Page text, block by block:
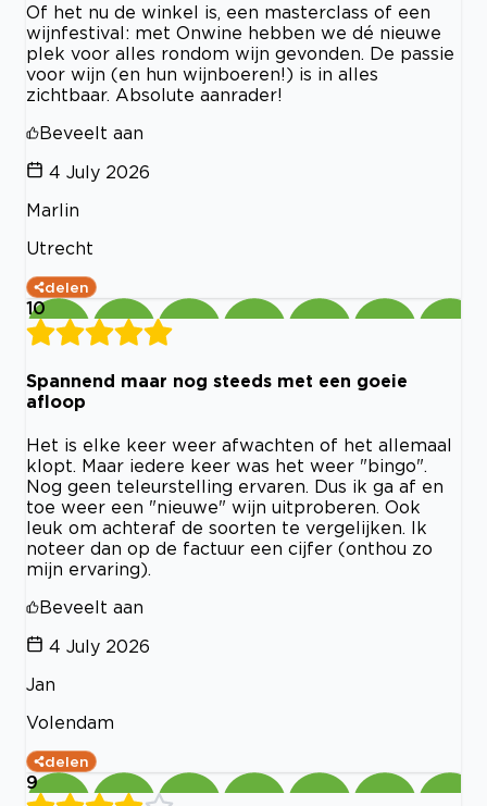
Of het nu de winkel is, een masterclass of een
wijnfestival: met Onwine hebben we dé nieuwe
plek voor alles rondom wijn gevonden. De passie
voor wijn (en hun wijnboeren!) is in alles
zichtbaar. Absolute aanrader!
Beveelt aan
4 July 2026
Marlin
Utrecht
delen
10
Spannend maar nog steeds met een goeie
afloop
Het is elke keer weer afwachten of het allemaal
klopt. Maar iedere keer was het weer "bingo".
Nog geen teleurstelling ervaren. Dus ik ga af en
toe weer een "nieuwe" wijn uitproberen. Ook
leuk om achteraf de soorten te vergelijken. Ik
noteer dan op de factuur een cijfer (onthou zo
mijn ervaring).
Beveelt aan
4 July 2026
Jan
Volendam
delen
9